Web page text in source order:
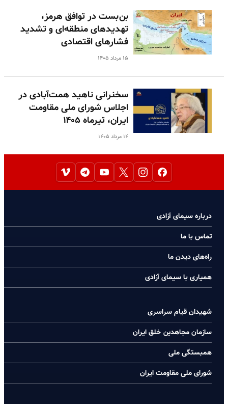
بن‌بست در توافق هرمز،
تهدیدهای منطقه‌ای و تشدید
فشارهای اقتصادی
۱۵ مرداد ۱۴۰۵
سخنرانی ناهید همت‌آبادی در
اجلاس شورای ملی مقاومت
ایران، تیرماه ۱۴۰۵
۱۴ مرداد ۱۴۰۵
درباره سیمای آزادی
تماس با ما
راه‌های دیدن ما
همیاری با سیمای آزادی
شهیدان قیام سراسری
سازمان مجاهدین خلق ایران
همبستگی ملی
شورای ملی مقاومت ایران